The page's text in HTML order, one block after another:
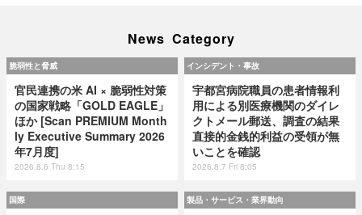
News Category
脆弱性と脅威
官民連携の米 AI × 脆弱性対策
の国家戦略「GOLD EAGLE」
ほか [Scan PREMIUM Month
ly Executive Summary 2026
年7月度]
2026.8.6 Thu 8:15
インシデント・事故
宇都宮病院職員の患者情報利
用による別医療機関のダイレ
クトメール郵送、調査の結果
直接的金銭的利益の受領が無
いことを確認
2026.8.7 Fri 8:05
国際 製品・サービス・業界動向